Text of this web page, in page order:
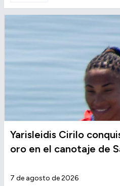
Yarisleidis Cirilo
oro en el canotaje de
7 de agosto de 2026